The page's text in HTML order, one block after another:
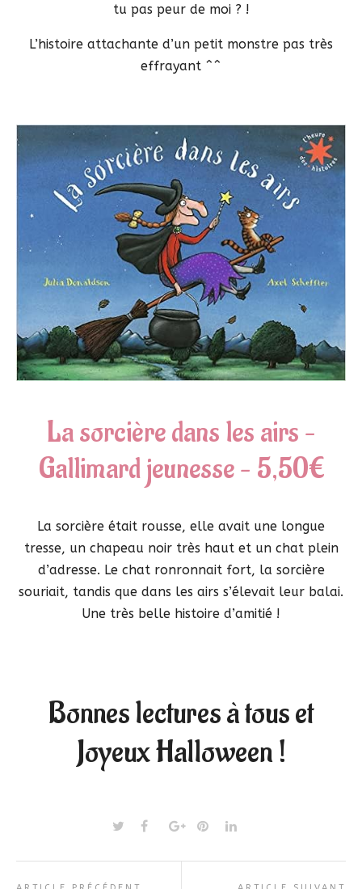
tu pas peur de moi ? !
L’histoire attachante d’un petit monstre pas très
effrayant ^^
La sorcière dans les airs –
Gallimard jeunesse – 5,50€
La sorcière était rousse, elle avait une longue
tresse, un chapeau noir très haut et un chat plein
d’adresse. Le chat ronronnait fort, la sorcière
souriait, tandis que dans les airs s’élevait leur balai.
Une très belle histoire d’amitié !
Bonnes lectures à tous et
Joyeux Halloween !